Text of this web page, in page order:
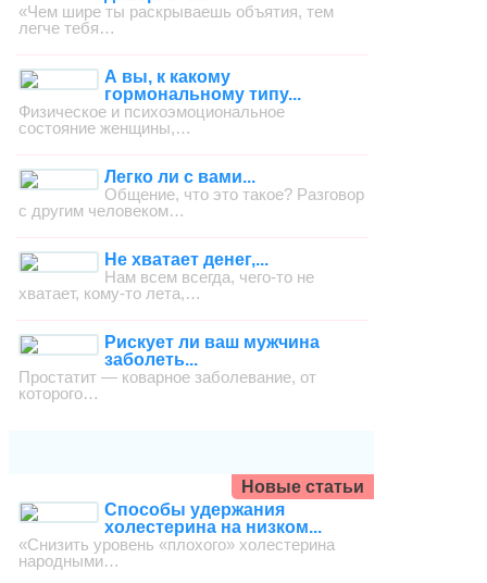
«Чем шире ты раскрываешь объятия, тем
легче тебя…
А вы, к какому
гормональному типу...
Физическое и психоэмоциональное
состояние женщины,…
Легко ли с вами...
Общение, что это такое? Разговор
с другим человеком…
Не хватает денег,...
Нам всем всегда, чего-то не
хватает, кому-то лета,…
Рискует ли ваш мужчина
заболеть...
Простатит — коварное заболевание, от
которого…
Новые статьи
Способы удержания
холестерина на низком...
«Снизить уровень «плохого» холестерина
народными…